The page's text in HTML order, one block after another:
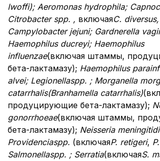
lwoffi); Aeromonas hydrophila;
Citrobacter ѕрр. , включаяC.
Campylobacter jejuni; Gardnerella
Haemophilus ducreyi; Haemophilus
influenzae(включая штаммы,
бета-лактамазу); Haemophilus
alvei; Legionellaѕрр. ; Morganella
catarrhalis(Branhamella catarrhalis)
продуцирующие бета-лактамазу);
gonorrhoeae(включая штаммы,
бета-лактамазу); Neisseria
Providenciaѕрр. (включаяP. retigeri,
Salmonellaѕрр. ; Serratia(включаяS.